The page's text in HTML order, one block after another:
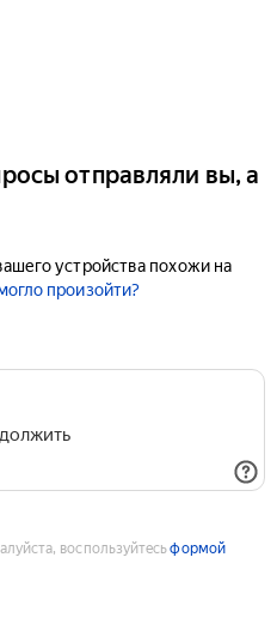
отправляли вы, а
устройства похожи на
произойти?
воспользуйтесьформой